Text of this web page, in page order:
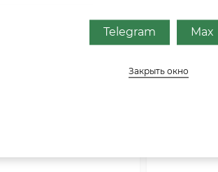
Telegram Max
Закрыть окно